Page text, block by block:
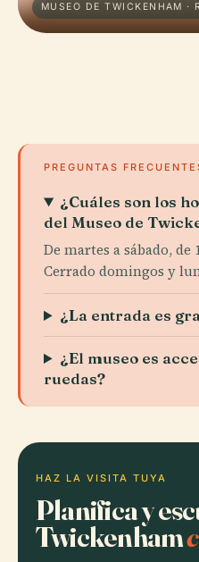
MUSEO DE TWICKENHAM ·
PREGUNTAS
¿Cuáles son los
del Museo de
De martes a sábado, de
Cerrado domingos y
¿La entrada es
¿El museo es
ruedas?
HAZ LA VISITA TUYA
Planifica y
Twickenham